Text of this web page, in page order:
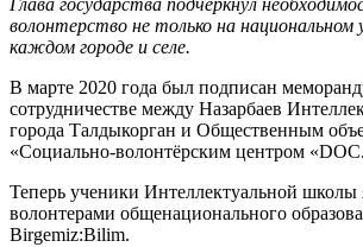
Глава государства подчеркнул
волонтерство не только на национальном
каждом городе и селе.
В марте 2020 года был подписан
сотрудничестве между Назарбаев
города Талдыкорган и Общественным
«Социально-волонтёрским центром
Теперь ученики Интеллектуальной школы
волонтерами общенационального
Birgemiz:Bilim.